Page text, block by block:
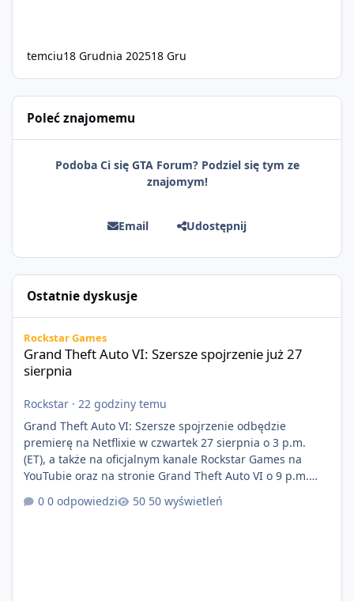
temciu18 Grudnia 202518 Gru
Poleć znajomemu
Podoba Ci się GTA Forum? Podziel się tym ze
znajomym!
Email Udostępnij
Ostatnie dyskusje
Rockstar Games
Grand Theft Auto VI: Szersze spojrzenie już 27
sierpnia
Rockstar · 22 godziny temu
Grand Theft Auto VI: Szersze spojrzenie odbędzie
premierę na Netflixie w czwartek 27 sierpnia o 3 p.m.
(ET), a także na oficjalnym kanale Rockstar Games na
YouTubie oraz na stronie Grand Theft Auto VI o 9 p.m.
Auto VI będzie dostępne 19 listopada na PlayStation 5
0 odpowiedzi 50 wyświetleń